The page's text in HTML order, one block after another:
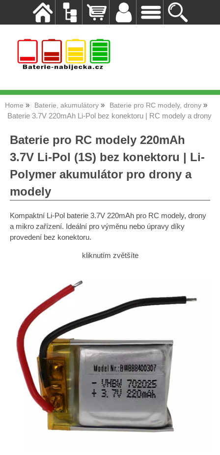
Home Baterie, akumulátory Baterie pro RC modely, drony
Baterie 3.7V 220mAh Li-Pol bez konektoru | RC modely a drony
Baterie pro RC modely 220mAh
3.7V Li-Pol (1S) bez konektoru | Li-
Polymer akumulátor pro drony a
modely
Kompaktní Li-Pol baterie 3.7V 220mAh pro RC modely, drony
a mikro zařízení. Ideální pro výměnu nebo úpravy díky
provedení bez konektoru.
kliknutím zvětšíte